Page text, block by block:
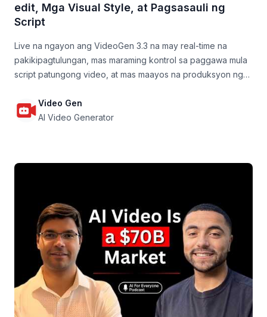
edit, Mga Visual Style, at Pagsasauli ng
Script
Live na ngayon ang VideoGen 3.3 na may real-time na
pakikipagtulungan, mas maraming kontrol sa paggawa mula
script patungong video, at mas maayos na produksyon ng
Video Gen
AI Video Generator